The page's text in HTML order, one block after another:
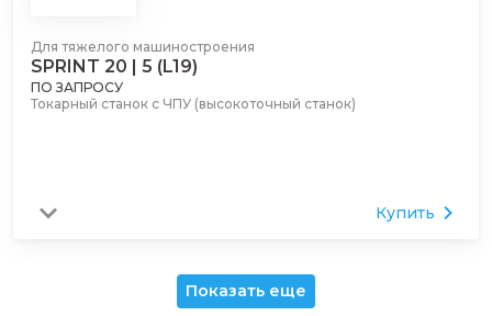
Для тяжелого машиностроения
SPRINT 20 | 5 (L19)
ПО ЗАПРОСУ
Токарный станок с ЧПУ (высокоточный станок)
Купить
Показать еще